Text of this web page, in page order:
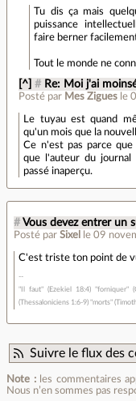
Tu dis ça mais
puissance
faire berner
Tout le monde ne
[^] # Re: Moi j'ai
Posté par Mes Zigues le
Le tuyau est quand
qu'un mois que la
Ce n'est pas parce
que l'auteur du
passé inaperçu.
# Vous devez entrer un
Posté par Sixel le 09
C'est triste ton point de
"Il faut" (Ezekiel 18:4) "forniquer"
(Thessaloniciens 1:6-9) "morts"
Suivre le flux des
Note :les commentaires
Nous n’en sommes pas